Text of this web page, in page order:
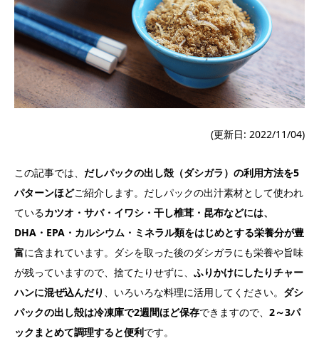
(更新日: 2022/11/04)
この記事では、 だしパックの出し殻（ダシガラ）の利用方法を5
パターンほどご紹介します。だしパックの出汁素材として使われ
ているカツオ・サバ・イワシ・干し椎茸・昆布などには、
DHA・EPA・カルシウム・ミネラル類をはじめとする栄養分が豊
富に含まれています。ダシを取った後のダシガラにも栄養や旨味
が残っていますので、捨てたりせずに、 ふりかけにしたりチャー
ハンに混ぜ込んだり 、いろいろな料理に活用してください。 ダシ
パックの出し殻は冷凍庫で2週間ほど保存できますので、 2～3パ
ックまとめて調理すると便利です。